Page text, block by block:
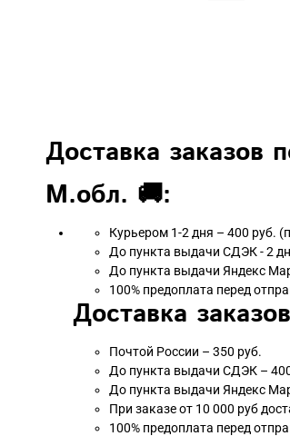
Доставка заказов
М.обл. 🚚:
Курьером 1-2 дня – 400 руб.
До пункта выдачи СДЭК - 2
До пункта выдачи Яндекс
100% предоплата перед
Доставка
Почтой России – 350 руб.
До пункта выдачи СДЭК –
До пункта выдачи Яндекс
При заказе от 10 000 руб
100% предоплата перед